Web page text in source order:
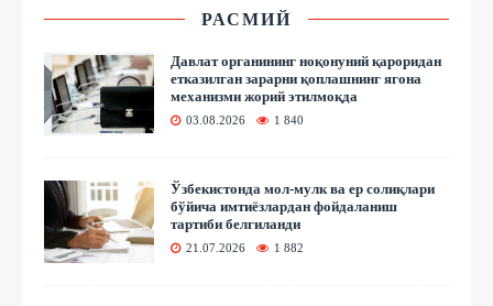
РАСМИЙ
Давлат органининг ноқонуний қароридан
етказилган зарарни қоплашнинг ягона
механизми жорий этилмоқда
03.08.2026 1 840
Ўзбекистонда мол-мулк ва ер солиқлари
бўйича имтиёзлардан фойдаланиш
тартиби белгиланди
21.07.2026 1 882